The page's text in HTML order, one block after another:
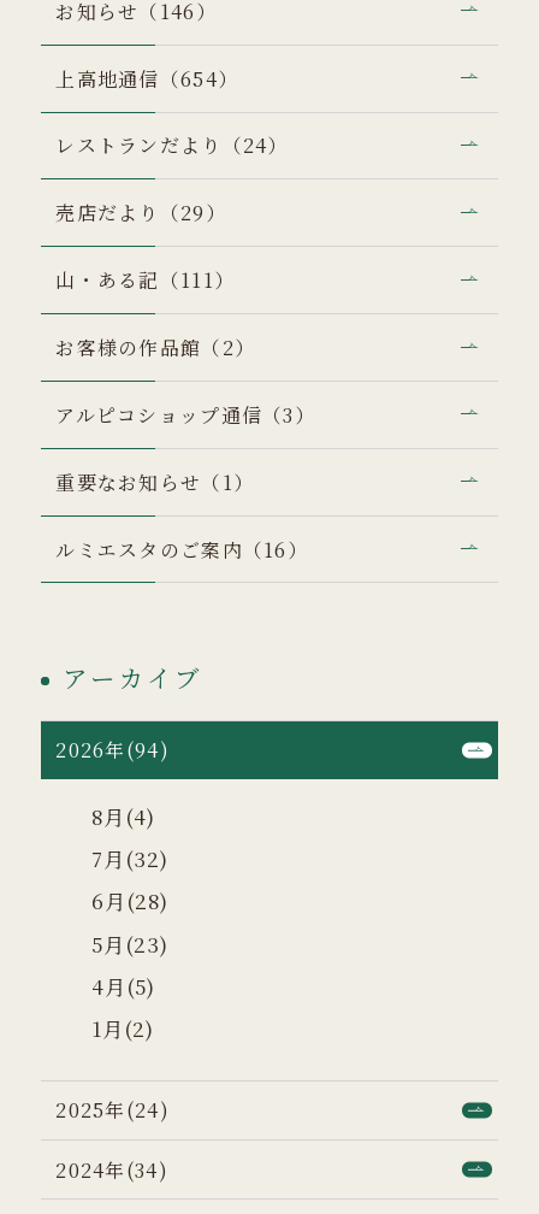
お知らせ（146）
上高地通信（654）
レストランだより（24）
売店だより（29）
山・ある記（111）
お客様の作品館（2）
アルピコショップ通信（3）
重要なお知らせ（1）
ルミエスタのご案内（16）
アーカイブ
2026年(94)
8月(4)
7月(32)
6月(28)
5月(23)
4月(5)
1月(2)
2025年(24)
2024年(34)